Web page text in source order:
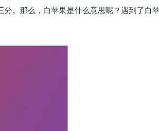
分。那么，白苹果是什么意思呢？遇到了白